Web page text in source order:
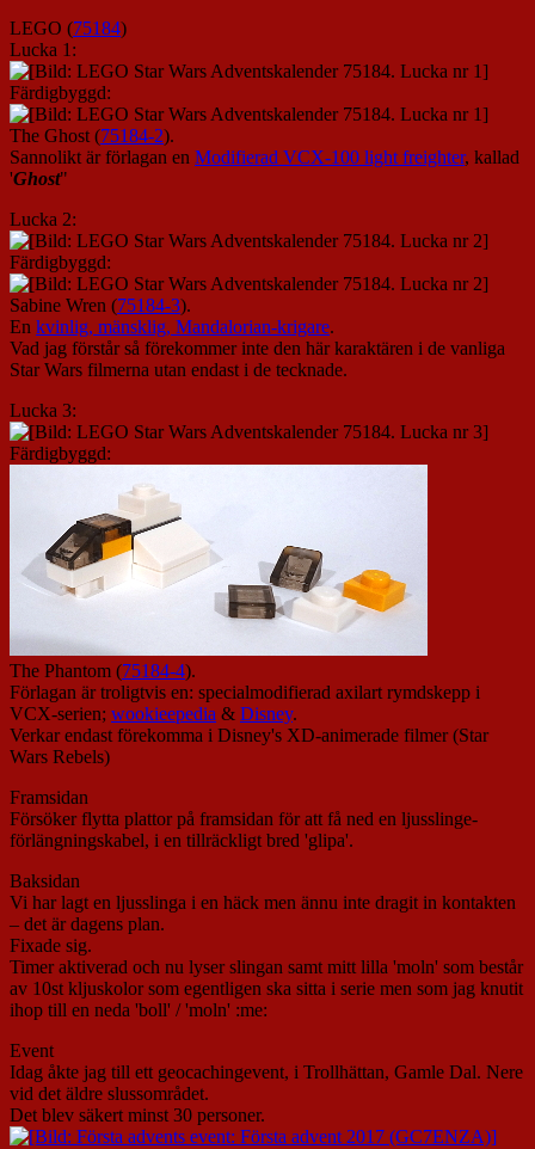
LEGO (75184)
Lucka 1:
Färdigbyggd:
The Ghost (75184-2).
Sannolikt är förlagan en Modifierad VCX-100 light freighter, kallad
'Ghost"
Lucka 2:
Färdigbyggd:
Sabine Wren (75184-3).
En kvinlig, mänsklig, Mandalorian-krigare.
Vad jag förstår så förekommer inte den här karaktären i de vanliga
Star Wars filmerna utan endast i de tecknade.
Lucka 3:
Färdigbyggd:
The Phantom (75184-4).
Förlagan är troligtvis en: specialmodifierad axilart rymdskepp i
VCX-serien; wookieepedia & Disney.
Verkar endast förekomma i Disney's XD-animerade filmer (Star
Wars Rebels)
Framsidan
Försöker flytta plattor på framsidan för att få ned en ljusslinge-
förlängningskabel, i en tillräckligt bred 'glipa'.
Baksidan
Vi har lagt en ljusslinga i en häck men ännu inte dragit in kontakten
– det är dagens plan.
Fixade sig.
Timer aktiverad och nu lyser slingan samt mitt lilla 'moln' som består
av 10st kljuskolor som egentligen ska sitta i serie men som jag knutit
ihop till en neda 'boll' / 'moln' :me:
Event
Idag åkte jag till ett geocachingevent, i Trollhättan, Gamle Dal. Nere
vid det äldre slussområdet.
Det blev säkert minst 30 personer.